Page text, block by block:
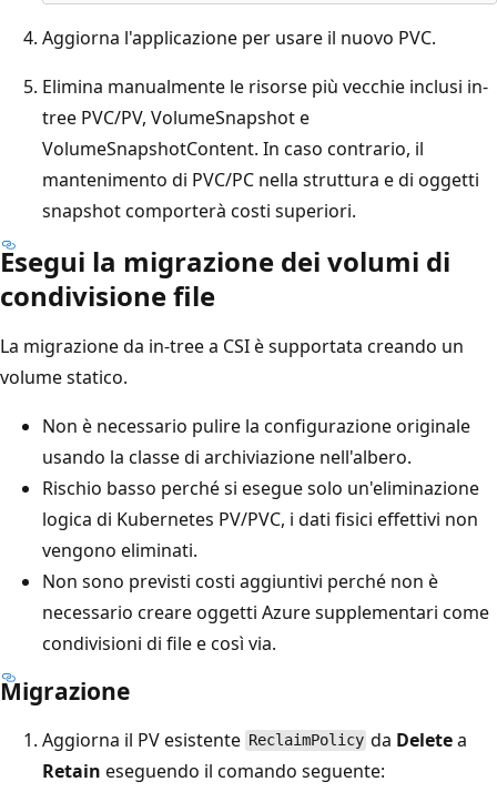
Aggiorna l'applicazione per usare il nuovo PVC.
Elimina manualmente le risorse più vecchie inclusi in-
tree PVC/PV, VolumeSnapshot e
VolumeSnapshotContent. In caso contrario, il
mantenimento di PVC/PC nella struttura e di oggetti
snapshot comporterà costi superiori.
Esegui la migrazione dei volumi di
condivisione file
La migrazione da in-tree a CSI è supportata creando un
volume statico.
Non è necessario pulire la configurazione originale
usando la classe di archiviazione nell'albero.
Rischio basso perché si esegue solo un'eliminazione
logica di Kubernetes PV/PVC, i dati fisici effettivi non
vengono eliminati.
Non sono previsti costi aggiuntivi perché non è
necessario creare oggetti Azure supplementari come
condivisioni di file e così via.
Migrazione
Aggiorna il PV esistente ReclaimPolicy da Deletea
Retain eseguendo il comando seguente: